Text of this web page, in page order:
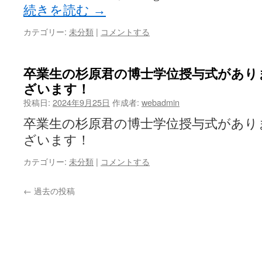
続きを読む →
カテゴリー: 未分類 | コメントする
卒業生の杉原君の博士学位授与式があ
ざいます！
投稿日: 2024年9月25日 作成者: webadmin
卒業生の杉原君の博士学位授与式があ
ざいます！
カテゴリー: 未分類 | コメントする
← 過去の投稿